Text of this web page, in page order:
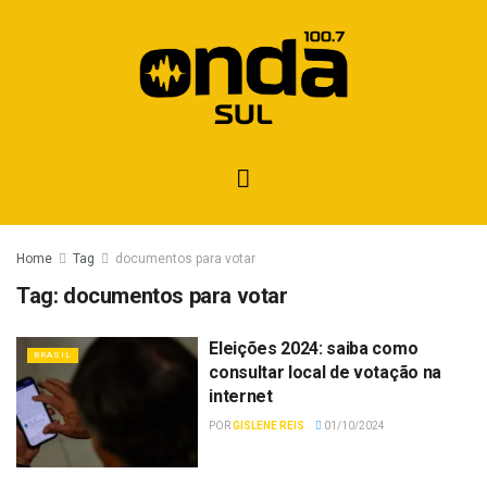
Home Tag documentos para votar
Tag: documentos para votar
BRASIL
Eleições 2024: saiba como
consultar local de votação na
internet
PORGISLENE REIS 01/10/2024